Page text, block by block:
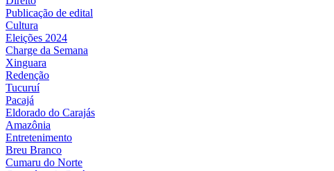
Publicação de edital
Cultura
Eleições 2024
Charge da Semana
Xinguara
Redenção
Tucuruí
Pacajá
Eldorado do Carajás
Amazônia
Entretenimento
Breu Branco
Cumaru do Norte